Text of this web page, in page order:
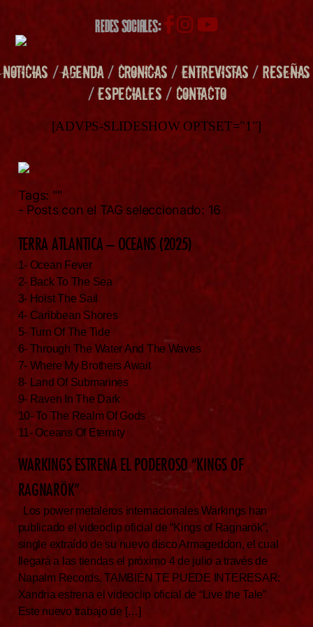
REDES SOCIALES:
NOTICIAS /AGENDA/ CRONICAS/ENTREVISTAS/RESEÑAS
/ESPECIALES/ CONTACTO
[ADVPS-SLIDESHOW OPTSET="1"]
Tags: ""
- Posts con el TAG seleccionado: 16
TERRA ATLANTICA – OCEANS (2025)
1- Ocean Fever
2- Back To The Sea
3- Hoist The Sail
4- Caribbean Shores
5- Turn Of The Tide
6- Through The Water And The Waves
7- Where My Brothers Await
8- Land Of Submarines
9- Raven In The Dark
10- To The Realm Of Gods
11- Oceans Of Eternity
WARKINGS ESTRENA EL PODEROSO “KINGS OF
RAGNARÖK”
Los power metaleros internacionales Warkings han
publicado el videoclip oficial de “Kings of Ragnarök”,
single extraído de su nuevo disco Armageddon, el cual
llegará a las tiendas el próximo 4 de julio a través de
Napalm Records. TAMBIÉN TE PUEDE INTERESAR:
Xandria estrena el videoclip oficial de “Live the Tale”
Este nuevo trabajo de […]